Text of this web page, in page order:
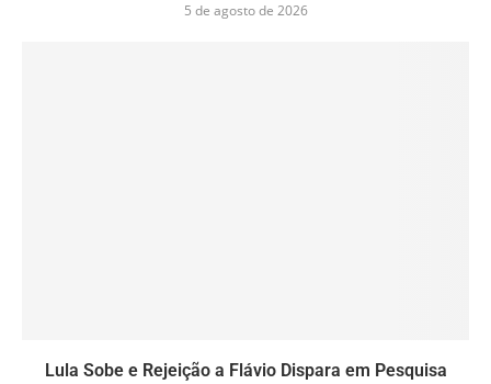
5 de agosto de 2026
Lula Sobe e Rejeição a Flávio Dispara em Pesquisa